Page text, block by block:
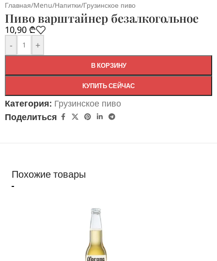
Главная/Menu/Напитки/Грузинское пиво
Пиво варштайнер безалкогольное
10,90 ₾
-
+
В КОРЗИНУ
КУПИТЬ СЕЙЧАС
Категория: Грузинское пиво
Поделиться
Похожие товары